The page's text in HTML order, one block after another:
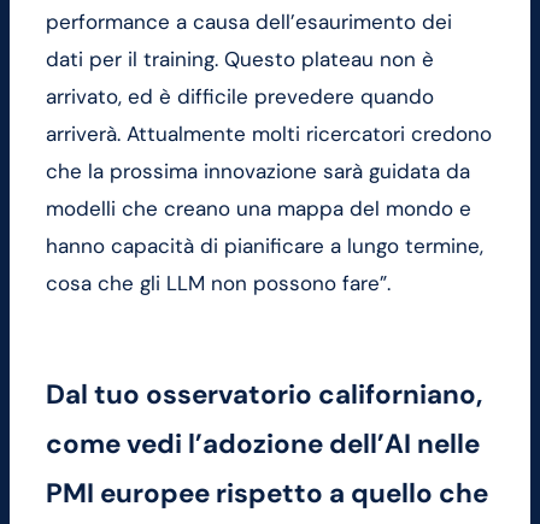
performance a causa dell’esaurimento dei
dati per il training. Questo plateau non è
arrivato, ed è difficile prevedere quando
arriverà. Attualmente molti ricercatori credono
che la prossima innovazione sarà guidata da
modelli che creano una mappa del mondo e
hanno capacità di pianificare a lungo termine,
cosa che gli LLM non possono fare”.
Dal tuo osservatorio californiano,
come vedi l’adozione dell’AI nelle
PMI europee rispetto a quello che